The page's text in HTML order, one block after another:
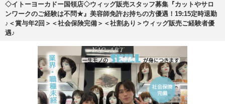
◇イトーヨーカドー国領店◇ウィッグ販売スタッフ募集『カットやサロ
ンワークのご経験は不問★』美容師免許お持ちの方優遇！19:15定時退勤
♪＜賞与年2回＞＜社会保険完備＞＜社割あり＞ウィッグ販売ご経験者優
遇♪